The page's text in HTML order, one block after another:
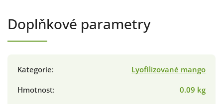
Doplňkové parametry
Kategorie:
Lyofilizované mango
Hmotnost:
0.09 kg